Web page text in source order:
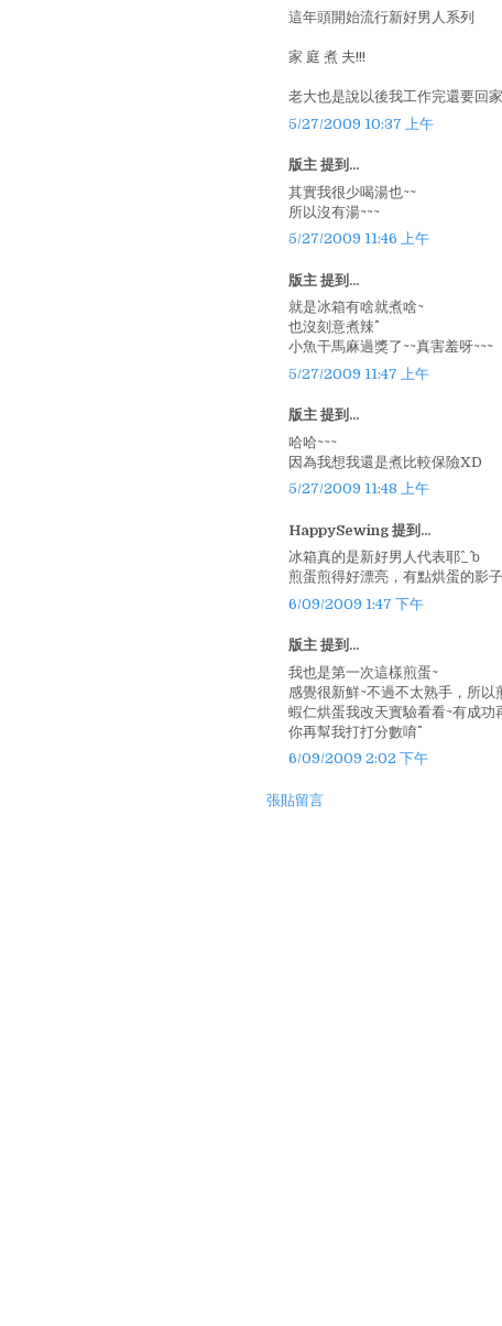
這年頭開始流行新好男人系列
家 庭 煮 夫!!!
老大也是說以後我工作完還要回
5/27/2009 10:37 上午
版主 提到...
其實我很少喝湯也~~
所以沒有湯~~~
5/27/2009 11:46 上午
版主 提到...
就是冰箱有啥就煮啥~
也沒刻意煮辣^^
小魚干馬麻過獎了~~真害羞呀~~~
5/27/2009 11:47 上午
版主 提到...
哈哈~~~
因為我想我還是煮比較保險XD
5/27/2009 11:48 上午
HappySewing 提到...
冰箱真的是新好男人代表耶^_^ｂ
煎蛋煎得好漂亮，有點烘蛋的影
6/09/2009 1:47 下午
版主 提到...
我也是第一次這樣煎蛋~
感覺很新鮮~不過不太熟手，所以
蝦仁烘蛋我改天實驗看看~有成功
你再幫我打打分數唷^^
6/09/2009 2:02 下午
張貼留言